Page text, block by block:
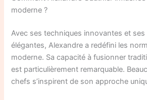
moderne ?
Avec ses techniques innovantes et
élégantes, Alexandre a redéfini les
moderne. Sa capacité à fusionner
est particulièrement remarquable.
chefs s’inspirent de son approche